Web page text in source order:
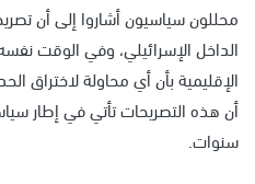
محللون سياسيون أشاروا إلى أن
الداخل الإسرائيلي، وفي الوقت
الإقليمية بأن أي محاولة لاختراق
أن هذه التصريحات تأتي في إطار
سنوات.